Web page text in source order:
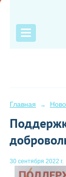
Главная →
30 сентября 2022 г.